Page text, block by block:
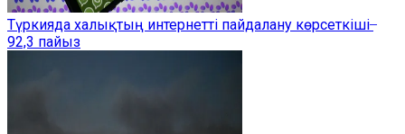
Түркияда халықтың интернетті пайдалану көрсеткіші ̶
92,3 пайыз